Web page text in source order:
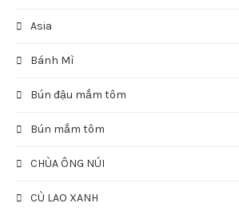
Asia
Bánh Mì
Bún đậu mắm tôm
Bún mắm tôm
CHÙA ÔNG NÚI
CÙ LAO XANH